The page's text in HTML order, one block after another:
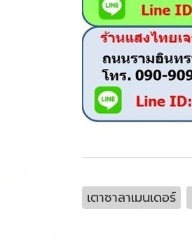
เตาซาลาเมนเดอร์